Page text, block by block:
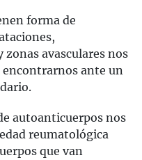
forma de
avasculares nos
ante un
autoanticuerpos nos
reumatológica
que van